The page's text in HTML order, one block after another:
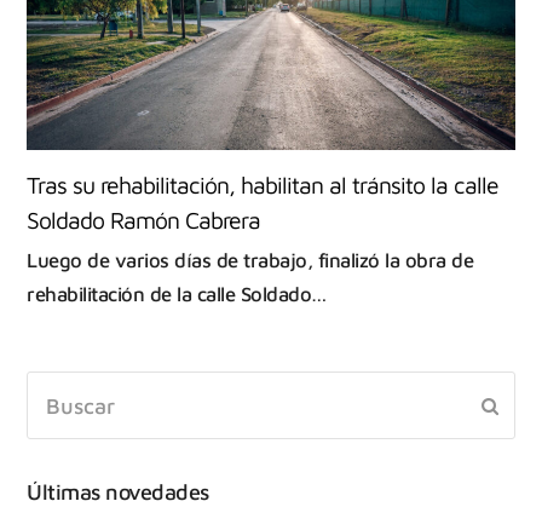
Tras su rehabilitación, habilitan al tránsito la calle
Soldado Ramón Cabrera
Luego de varios días de trabajo, finalizó la obra de
rehabilitación de la calle Soldado…
Últimas novedades